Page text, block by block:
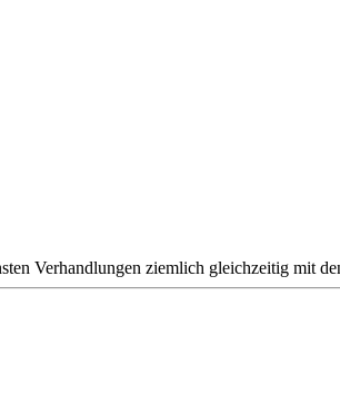
Verhandlungen ziemlich gleichzeitig mit